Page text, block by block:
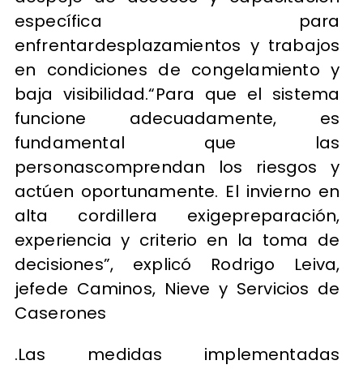
específica para
enfrentardesplazamientos y trabajos
en condiciones de congelamiento y
baja visibilidad.“Para que el sistema
funcione adecuadamente, es
fundamental que las
personascomprendan los riesgos y
actúen oportunamente. El invierno en
alta cordillera exigepreparación,
experiencia y criterio en la toma de
decisiones”, explicó Rodrigo Leiva,
jefede Caminos, Nieve y Servicios de
Caserones
.Las medidas implementadas